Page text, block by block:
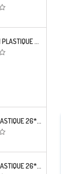
POCHOIR EN PLASTIQUE MYLAR FORMAT A4 (21*29.7CM) ALPHABET GERMANICA LETTRES MINUSCULES
POCHOIR PLASTIQUE 26*18CM : OISEAU ET FLEUR
POCHOIR PLASTIQUE 26*18CM : ALPHABET (03)